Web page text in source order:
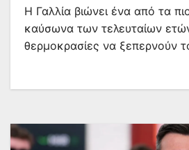
Η Γαλλία βιώνει ένα από τα
καύσωνα των τελευταίων
θερμοκρασίες να ξεπερνούν